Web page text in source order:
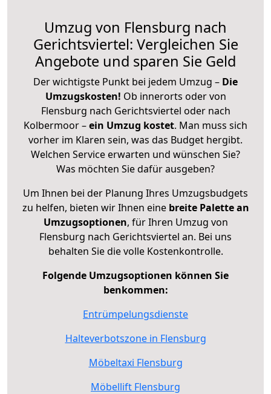
Umzug von Flensburg nach
Gerichtsviertel: Vergleichen Sie
Angebote und sparen Sie Geld
Der wichtigste Punkt bei jedem Umzug – Die
Umzugskosten! Ob innerorts oder von
Flensburg nach Gerichtsviertel oder nach
Kolbermoor –ein Umzug kostet. Man muss sich
vorher im Klaren sein, was das Budget hergibt.
Welchen Service erwarten und wünschen Sie?
Was möchten Sie dafür ausgeben?
Um Ihnen bei der Planung Ihres Umzugsbudgets
zu helfen, bieten wir Ihnen eine breite Palette an
Umzugsoptionen, für Ihren Umzug von
Flensburg nach Gerichtsviertel an. Bei uns
behalten Sie die volle Kostenkontrolle.
Folgende Umzugsoptionen können Sie
benkommen:
Entrümpelungsdienste
Halteverbotszone in Flensburg
Möbeltaxi Flensburg
Möbellift Flensburg